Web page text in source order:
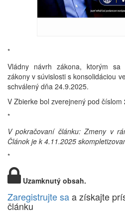
*
Vládny návrh zákona, ktorým
zákony v súvislosti s konsolidáciou
schválený dňa 24.9.2025.
V Zbierke bol zverejnený pod číslom
*
V pokračovaní článku: Zmeny v
Článok je k 4.11.2025
*
Uzamknutý obsah.
Zaregistrujte saa získajte
článku